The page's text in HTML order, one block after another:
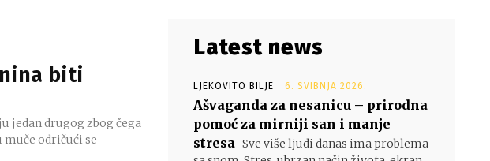
biti
jedan drugog zbog čega
odričući se
Latest news
LJEKOVITO BILJE 6. SVIBNJA 2026.
Ašvaganda za nesanicu – prirodna
pomoć za mirniji san i manje
stresa Sve više ljudi danas ima problema